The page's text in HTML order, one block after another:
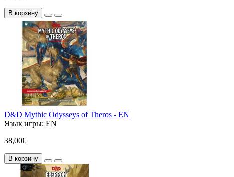
В корзину
D&D Mythic Odysseys of Theros - EN
Язык игры: EN
38,00€
В корзину